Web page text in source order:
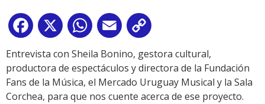
Facebook
X WhatsApp
Email
Link
Entrevista con Sheila Bonino, gestora cultural,
productora de espectáculos y directora de la Fundación
Fans de la Música, el Mercado Uruguay Musical y la Sala
Corchea, para que nos cuente acerca de ese proyecto.